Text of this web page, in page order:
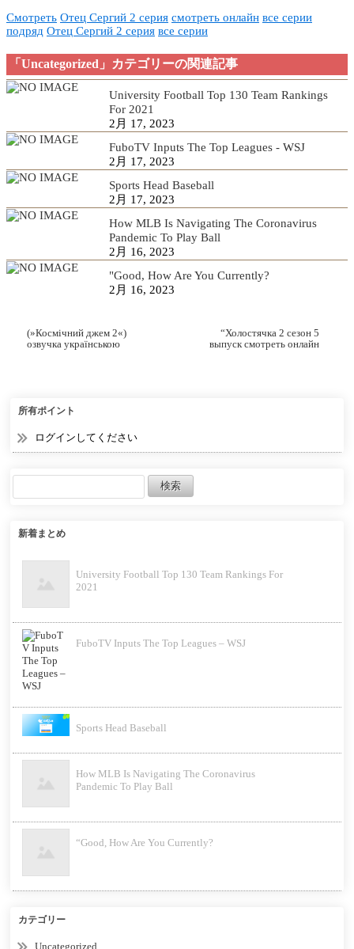
Смотреть Отец Сергий 2 серия смотреть онлайн все серии
подряд Отец Сергий 2 серия все серии
「Uncategorized」カテゴリーの関連記事
University Football Top 130 Team Rankings
For 2021
2月 17, 2023
FuboTV Inputs The Top Leagues - WSJ
2月 17, 2023
Sports Head Baseball
2月 17, 2023
How MLB Is Navigating The Coronavirus
Pandemic To Play Ball
2月 16, 2023
"Good, How Are You Currently?
2月 16, 2023
(»Космічний джем 2«)
озвучка українською
“Холостячка 2 сезон 5
выпуск смотреть онлайн
所有ポイント
ログインしてください
新着まとめ
University Football Top 130 Team Rankings For
2021
FuboTV Inputs The Top Leagues – WSJ
Sports Head Baseball
How MLB Is Navigating The Coronavirus
Pandemic To Play Ball
“Good, How Are You Currently?
カテゴリー
Uncategorized